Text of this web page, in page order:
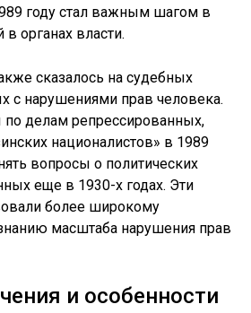
году стал важным шагом в
органах власти.
сказалось на судебных
с нарушениями прав человека.
делам репрессированных,
националистов» в 1989
вопросы о политических
еще в 1930-х годах. Эти
более широкому
масштаба нарушения прав
и особенности